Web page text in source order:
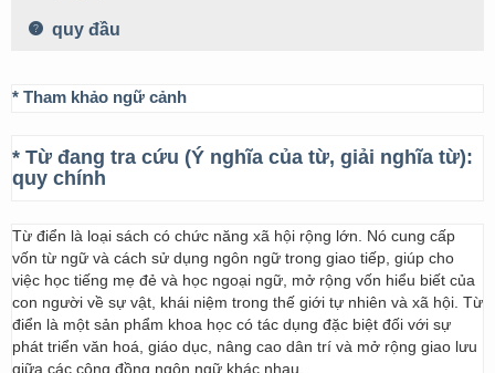
quy đầu
* Tham khảo ngữ cảnh
* Từ đang tra cứu (Ý nghĩa của từ, giải nghĩa từ):
quy chính
Từ điển là loại sách có chức năng xã hội rộng lớn. Nó cung cấp
vốn từ ngữ và cách sử dụng ngôn ngữ trong giao tiếp, giúp cho
việc học tiếng mẹ đẻ và học ngoại ngữ, mở rộng vốn hiểu biết của
con người về sự vật, khái niệm trong thế giới tự nhiên và xã hội. Từ
điển là một sản phẩm khoa học có tác dụng đặc biệt đối với sự
phát triển văn hoá, giáo dục, nâng cao dân trí và mở rộng giao lưu
giữa các cộng đồng ngôn ngữ khác nhau.